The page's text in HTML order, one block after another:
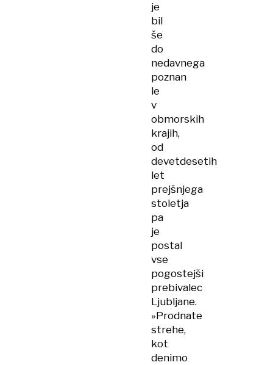
je
bil
še
do
nedavnega
poznan
le
v
obmorskih
krajih,
od
devetdesetih
let
prejšnjega
stoletja
pa
je
postal
vse
pogostejši
prebivalec
Ljubljane.
»Prodnate
strehe,
kot
denimo